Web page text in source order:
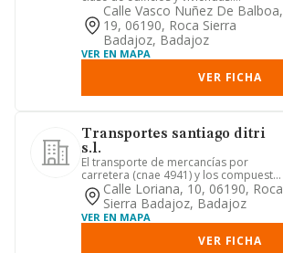
urbanizaciones
Calle Vasco Nuñez De Balboa,
19, 06190, Roca Sierra
Badajoz, Badajoz
VER EN MAPA
VER FICHA
Transportes santiago ditri
s.l.
El transporte de mercancías por
carretera (cnae 4941) y los compuestos
de productos agrícolas, así ...
Calle Loriana, 10, 06190, Roca
Sierra Badajoz, Badajoz
VER EN MAPA
VER FICHA